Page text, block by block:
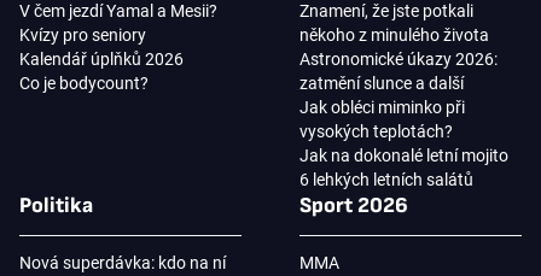
V čem jezdí Yamal a Mesii?
Kvízy pro seniory
Kalendář úplňků 2026
Co je bodycount?
Znamení, že jste potkali
někoho z minulého života
Astronomické úkazy 2026:
zatmění slunce a další
Jak obléci miminko při
vysokých teplotách?
Jak na dokonalé letní mojito
6 lehkých letních salátů
Politika
Nová superdávka: kdo na ní
Sport 2026
MMA